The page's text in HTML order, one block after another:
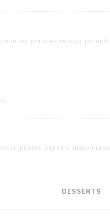
pousses de soja,
pickles, oignons,
DESSERTS